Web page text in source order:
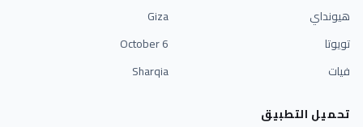
هيونداي
تويوتا
فيات
Giza
6 October
Sharqia
تحميل التطبيق